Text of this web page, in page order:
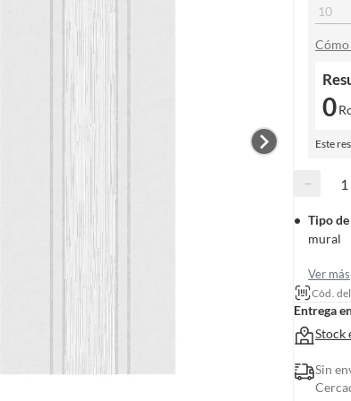
Cómo
0
Este
−
Tipo
mural
Ver más
Cód.
Entrega
Stock
Sin